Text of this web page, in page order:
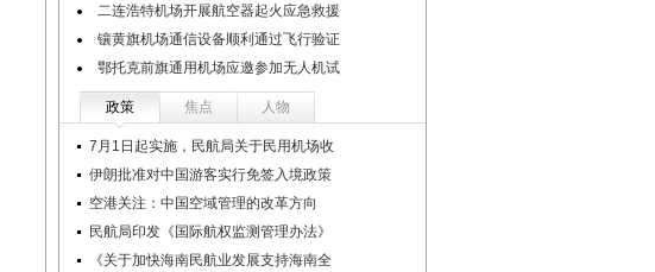
二连浩特机场开展航空器起火应急救援
镶黄旗机场通信设备顺利通过飞行验证
鄂托克前旗通用机场应邀参加无人机试
政策 焦点 人物
7月1日起实施，民航局关于民用机场收
伊朗批准对中国游客实行免签入境政策
空港关注：中国空域管理的改革方向
民航局印发《国际航权监测管理办法》
《关于加快海南民航业发展支持海南全